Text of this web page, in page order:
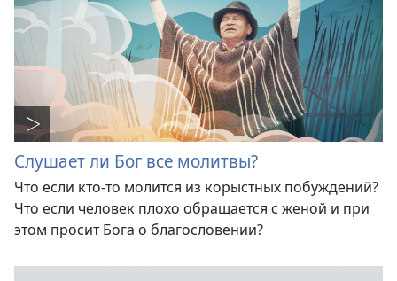
Слушает ли Бог все молитвы?
Что если кто-то молится из корыстных побуждений?
Что если человек плохо обращается с женой и при
этом просит Бога о благословении?